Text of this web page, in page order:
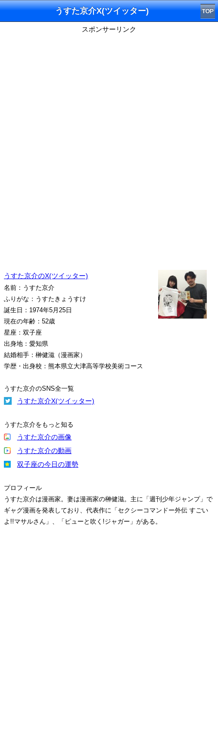
うすた京介X(ツイッター) TOP
スポンサーリンク
うすた京介のX(ツイッター)
名前：うすた京介
ふりがな：うすたきょうすけ
誕生日：1974年5月25日
現在の年齢：52歳
星座：双子座
出身地：愛知県
結婚相手：榊健滋（漫画家）
学歴・出身校：熊本県立大津高等学校美術コース
うすた京介のSNS全一覧
うすた京介X(ツイッター)
うすた京介をもっと知る
うすた京介の画像
うすた京介の動画
双子座の今日の運勢
プロフィール
うすた京介は漫画家。妻は漫画家の榊健滋。主に「週刊少年ジャンプ」で
ギャグ漫画を発表しており、代表作に「セクシーコマンドー外伝 すごい
よ!!マサルさん」、「ピューと吹く!ジャガー」がある。